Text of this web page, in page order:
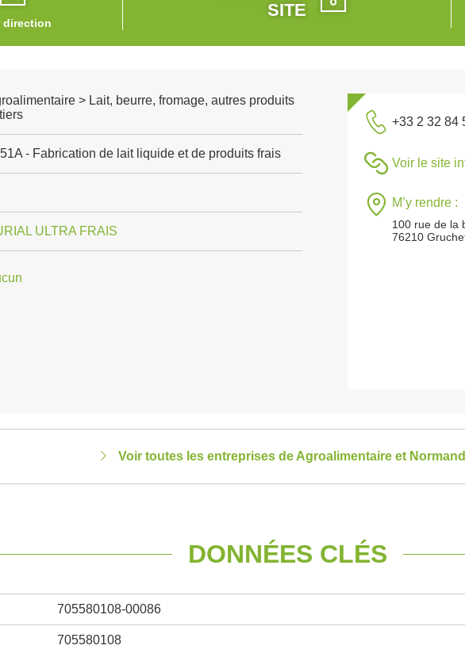
direction
SITE
> Lait, beurre, fromage, autres produits
- Fabrication de lait liquide et de produits frais
ULTRA FRAIS
+33 2 32 84
Voir le site
M’y rendre :
100 rue de la
76210
Voir toutes les entreprises de Agroalimentaire et
DONNÉES CLÉS
705580108-00086
705580108